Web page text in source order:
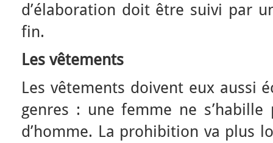
d’élaboration doit être suivi par
fin.
Les vêtements
Les vêtements doivent eux aussi
genres : une femme ne s’habille
d’homme. La prohibition va plus